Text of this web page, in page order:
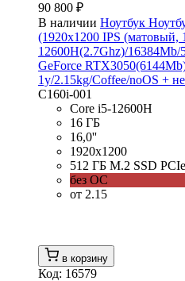
90 800 ₽
В наличии Ноутбук
(1920x1200 IPS (матовый,
12600H(2.7Ghz)/
GeForce
1y/2.15kg/Coffee/noOS +
C160i-001
Core i5-12600H
16 ГБ
16,0''
1920x1200
512 ГБ M.2 SSD PCIe
без ОС
от 2.15
в корзину
Код: 16579